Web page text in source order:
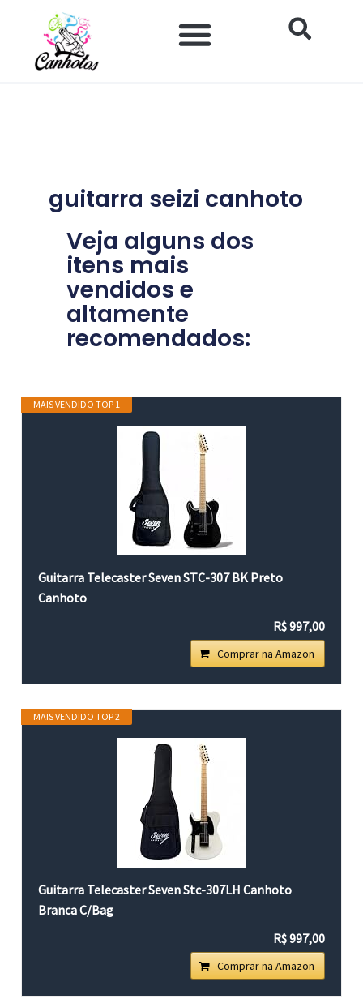
guitarra seizi canhoto
Veja alguns dos
itens mais
vendidos e
altamente
recomendados:
MAIS VENDIDO TOP 1
Guitarra Telecaster Seven STC-307 BK Preto
Canhoto
R$ 997,00
Comprar na Amazon
MAIS VENDIDO TOP 2
Guitarra Telecaster Seven Stc-307LH Canhoto
Branca C/Bag
R$ 997,00
Comprar na Amazon